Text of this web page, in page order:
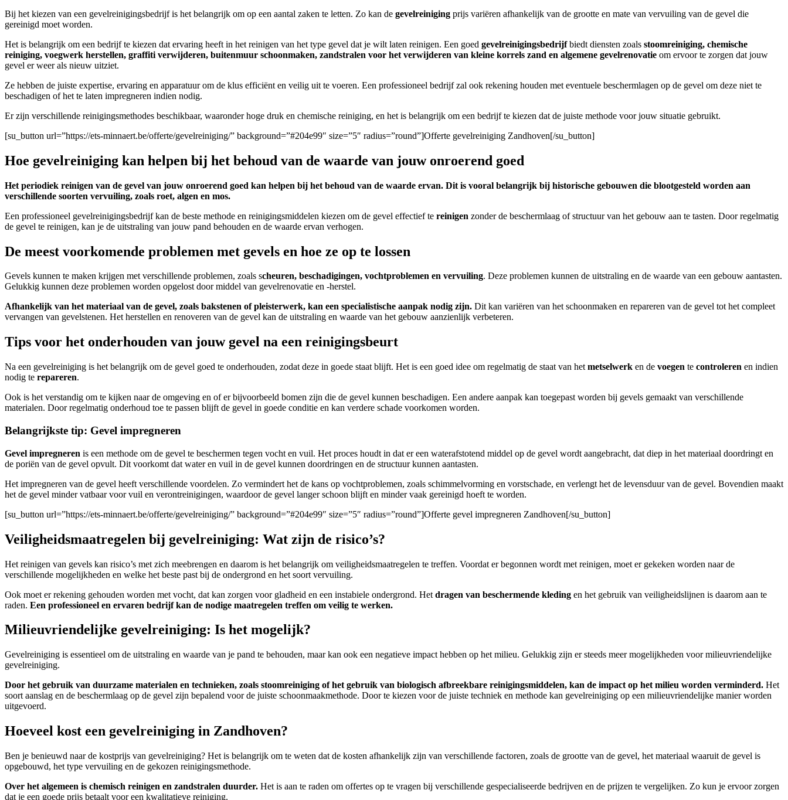
Bij het kiezen van een gevelreinigingsbedrijf is het belangrijk om op een aantal zaken te letten. Zo kan de gevelreiniging prijs variëren afhankelijk van de grootte en mate van vervuiling van de gevel die
gereinigd moet worden.
Het is belangrijk om een bedrijf te kiezen dat ervaring heeft in het reinigen van het type gevel dat je wilt laten reinigen. Een goed gevelreinigingsbedrijfbiedt diensten zoals stoomreiniging, chemische
reiniging, voegwerk herstellen, graffiti verwijderen, buitenmuur schoonmaken, zandstralen voor het verwijderen van kleine korrels zand en algemene gevelrenovatie om ervoor te zorgen dat jouw
gevel er weer als nieuw uitziet.
Ze hebben de juiste expertise, ervaring en apparatuur om de klus efficiënt en veilig uit te voeren. Een professioneel bedrijf zal ook rekening houden met eventuele beschermlagen op de gevel om deze niet te
beschadigen of het te laten impregneren indien nodig.
Er zijn verschillende reinigingsmethodes beschikbaar, waaronder hoge druk en chemische reiniging, en het is belangrijk om een bedrijf te kiezen dat de juiste methode voor jouw situatie gebruikt.
[su_button url=”https://ets-minnaert.be/offerte/gevelreiniging/” background=”#204e99″ size=”5″ radius=”round”]Offerte gevelreiniging Zandhoven[/su_button]
Hoe gevelreiniging kan helpen bij het behoud van de waarde van jouw onroerend goed
Het periodiek reinigen van de gevel van jouw onroerend goed kan helpen bij het behoud van de waarde ervan. Dit is vooral belangrijk bij historische gebouwen die blootgesteld worden aan
verschillende soorten vervuiling, zoals roet, algen en mos.
Een professioneel gevelreinigingsbedrijf kan de beste methode en reinigingsmiddelen kiezen om de gevel effectief te reinigen zonder de beschermlaag of structuur van het gebouw aan te tasten. Door regelmatig
de gevel te reinigen, kan je de uitstraling van jouw pand behouden en de waarde ervan verhogen.
De meest voorkomende problemen met gevels en hoe ze op te lossen
Gevels kunnen te maken krijgen met verschillende problemen, zoals scheuren, beschadigingen, vochtproblemen en vervuiling. Deze problemen kunnen de uitstraling en de waarde van een gebouw aantasten.
Gelukkig kunnen deze problemen worden opgelost door middel van gevelrenovatie en -herstel.
Afhankelijk van het materiaal van de gevel, zoals bakstenen of pleisterwerk, kan een specialistische aanpak nodig zijn. Dit kan variëren van het schoonmaken en repareren van de gevel tot het compleet
vervangen van gevelstenen. Het herstellen en renoveren van de gevel kan de uitstraling en waarde van het gebouw aanzienlijk verbeteren.
Tips voor het onderhouden van jouw gevel na een reinigingsbeurt
Na een gevelreiniging is het belangrijk om de gevel goed te onderhouden, zodat deze in goede staat blijft. Het is een goed idee om regelmatig de staat van het metselwerk en de voegen te controleren en indien
nodig te repareren.
Ook is het verstandig om te kijken naar de omgeving en of er bijvoorbeeld bomen zijn die de gevel kunnen beschadigen. Een andere aanpak kan toegepast worden bij gevels gemaakt van verschillende
materialen. Door regelmatig onderhoud toe te passen blijft de gevel in goede conditie en kan verdere schade voorkomen worden.
Belangrijkste tip: Gevel impregneren
Gevel impregneren is een methode om de gevel te beschermen tegen vocht en vuil. Het proces houdt in dat er een waterafstotend middel op de gevel wordt aangebracht, dat diep in het materiaal doordringt en
de poriën van de gevel opvult. Dit voorkomt dat water en vuil in de gevel kunnen doordringen en de structuur kunnen aantasten.
Het impregneren van de gevel heeft verschillende voordelen. Zo vermindert het de kans op vochtproblemen, zoals schimmelvorming en vorstschade, en verlengt het de levensduur van de gevel. Bovendien maakt
het de gevel minder vatbaar voor vuil en verontreinigingen, waardoor de gevel langer schoon blijft en minder vaak gereinigd hoeft te worden.
[su_button url=”https://ets-minnaert.be/offerte/gevelreiniging/” background=”#204e99″ size=”5″ radius=”round”]Offerte gevel impregneren Zandhoven[/su_button]
Veiligheidsmaatregelen bij gevelreiniging: Wat zijn de risico’s?
Het reinigen van gevels kan risico’s met zich meebrengen en daarom is het belangrijk om veiligheidsmaatregelen te treffen. Voordat er begonnen wordt met reinigen, moet er gekeken worden naar de
verschillende mogelijkheden en welke het beste past bij de ondergrond en het soort vervuiling.
Ook moet er rekening gehouden worden met vocht, dat kan zorgen voor gladheid en een instabiele ondergrond. Het dragen van beschermende kleding en het gebruik van veiligheidslijnen is daarom aan te
raden. Een professioneel en ervaren bedrijf kan de nodige maatregelen treffen om veilig te werken.
Milieuvriendelijke gevelreiniging: Is het mogelijk?
Gevelreiniging is essentieel om de uitstraling en waarde van je pand te behouden, maar kan ook een negatieve impact hebben op het milieu. Gelukkig zijn er steeds meer mogelijkheden voor milieuvriendelijke
gevelreiniging.
Door het gebruik van duurzame materialen en technieken, zoals stoomreiniging of het gebruik van biologisch afbreekbare reinigingsmiddelen, kan de impact op het milieu worden verminderd. Het
soort aanslag en de beschermlaag op de gevel zijn bepalend voor de juiste schoonmaakmethode. Door te kiezen voor de juiste techniek en methode kan gevelreiniging op een milieuvriendelijke manier worden
uitgevoerd.
Hoeveel kost een gevelreiniging in Zandhoven?
Ben je benieuwd naar de kostprijs van gevelreiniging? Het is belangrijk om te weten dat de kosten afhankelijk zijn van verschillende factoren, zoals de grootte van de gevel, het materiaal waaruit de gevel is
opgebouwd, het type vervuiling en de gekozen reinigingsmethode.
Over het algemeen is chemisch reinigen en zandstralen duurder. Het is aan te raden om offertes op te vragen bij verschillende gespecialiseerde bedrijven en de prijzen te vergelijken. Zo kun je ervoor zorgen
dat je een goede prijs betaalt voor een kwalitatieve reiniging.